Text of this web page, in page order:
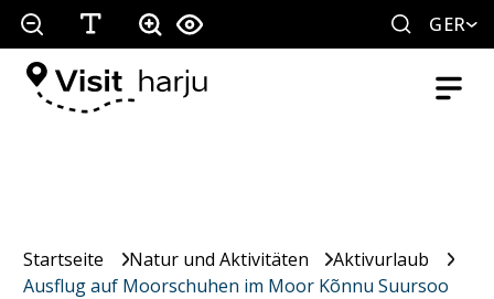
GER
Startseite Natur und Aktivitäten
Aktivurlaub
Ausflug auf Moorschuhen im Moor Kõnnu Suursoo